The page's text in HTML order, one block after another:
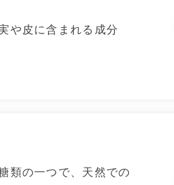
や皮に含まれる成分
類の一つで、天然での